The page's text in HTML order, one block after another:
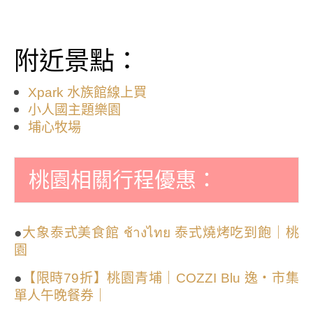
附近景點：
Xpark 水族館線上買
小人國主題樂園
埔心牧場
桃園相關行程優惠：
●大象泰式美食館 ช้างไทย 泰式燒烤吃到飽｜桃
園
● 【限時79折】桃園青埔｜COZZI Blu 逸・市集
單人午晚餐券｜